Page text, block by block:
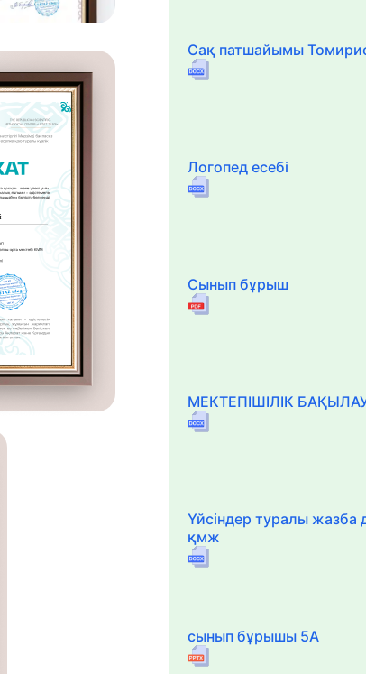
Сақ патшайымы
Логопед есебі
Сынып бұрыш
МЕКТЕПІШІЛІК
Үйсіндер туралы жазба
қмж
сынып бұрышы 5А